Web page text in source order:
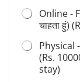
Online -
चाहता हुं)
Physical -
(Rs.
stay)